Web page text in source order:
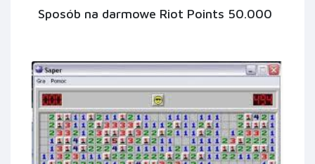
Sposób na darmowe Riot Points 50.000